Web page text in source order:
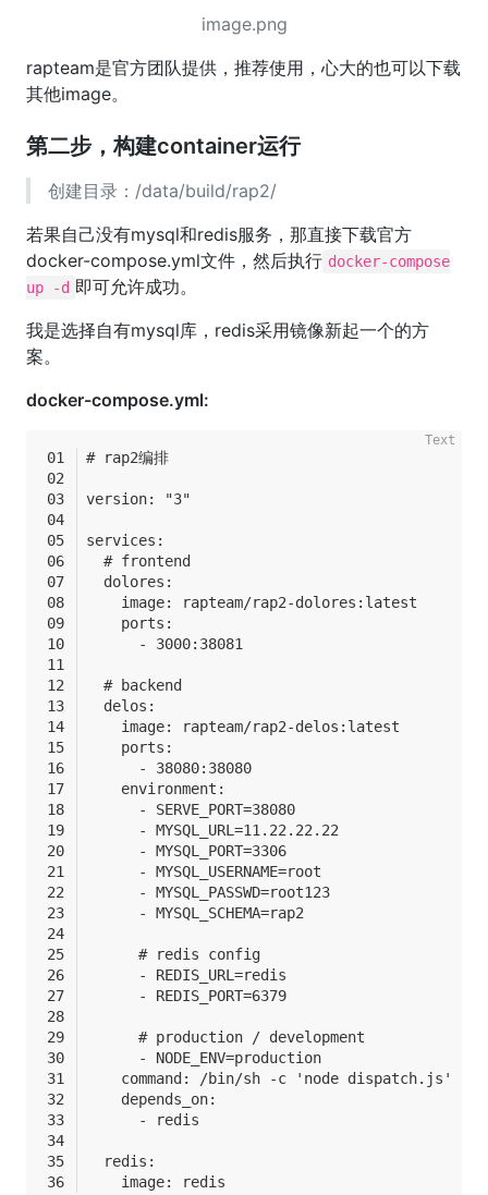
image.png
rapteam是官方团队提供，推荐使用，心大的也可以下载
其他image。
第二步，构建container运行
创建目录：/data/build/rap2/
若果自己没有mysql和redis服务，那直接下载官方
docker-compose.yml文件，然后执行 docker-compose
up -d 即可允许成功。
我是选择自有mysql库，redis采用镜像新起一个的方
案。
docker-compose.yml:
# rap2编排
version: "3"
services:
  # frontend
  dolores:
    image: rapteam/rap2-dolores:latest
    ports:
      - 3000:38081
  # backend
  delos:
    image: rapteam/rap2-delos:latest
    ports:
      - 38080:38080
    environment:
      - SERVE_PORT=38080
      - MYSQL_URL=11.22.22.22
      - MYSQL_PORT=3306
      - MYSQL_USERNAME=root
      - MYSQL_PASSWD=root123
      - MYSQL_SCHEMA=rap2
      # redis config
      - REDIS_URL=redis
      - REDIS_PORT=6379
      # production / development
      - NODE_ENV=production
    command: /bin/sh -c 'node dispatch.js'
    depends_on:
      - redis
  redis:
    image: redis